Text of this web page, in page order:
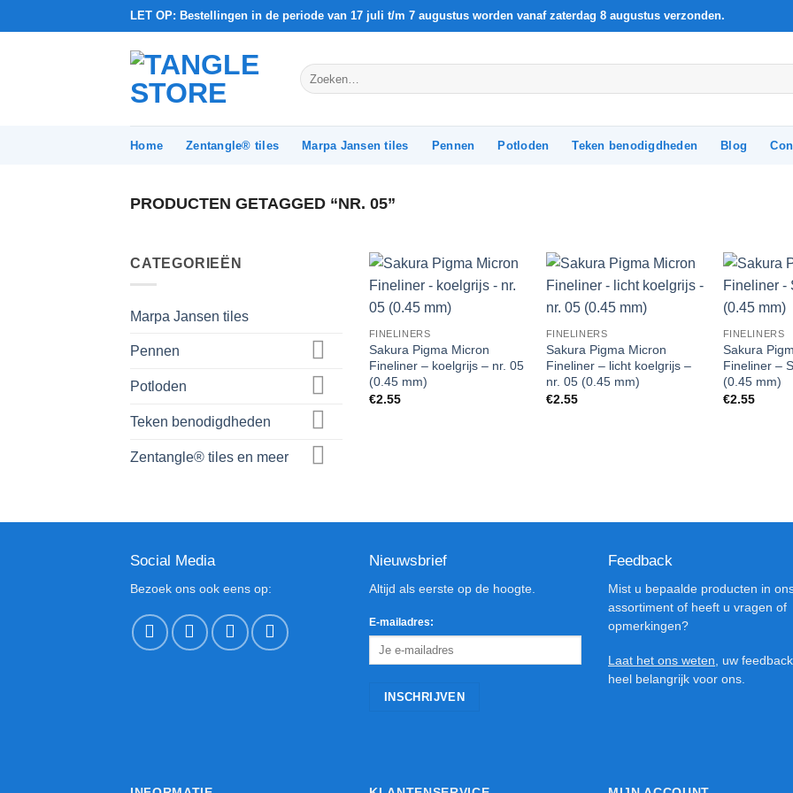
naar
LET OP: Bestellingen in de periode van 17 juli t/m 7 augustus worden vanaf zaterdag 8 augustus verzonden.
Zoeken
naar:
Home Zentangle® tiles Marpa Jansen tiles Pennen Potloden Teken benodigdheden Blog
PRODUCTEN GETAGGED “NR. 05”
CATEGORIEËN
Marpa Jansen tiles
Pennen
Potloden
Teken benodigdheden
Zentangle® tiles en meer
FINELINERS
Sakura Pigma Micron
Fineliner – koelgrijs – nr. 05
(0.45 mm)
€2.55
FINELINERS
Sakura Pigma Micron
Fineliner – licht koelgrijs –
nr. 05 (0.45 mm)
€2.55
FINELINERS
Sakura
Fineliner –
(0.45 mm)
€2.55
Social Media
Bezoek ons ook eens op:
Nieuwsbrief
Altijd als eerste op de hoogte.
E-mailadres:
Feedback
Mist u bepaalde producten in
assortiment of heeft u vragen of
opmerkingen?
Laat het ons weten , uw
heel belangrijk voor ons.